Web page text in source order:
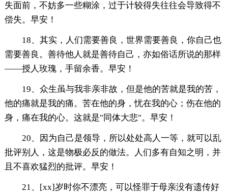
失面前，不妨多一些糊涂，过于计较得失往往会导致得不
偿失。早安！
18、其实，人们需要善良，世界需要善良，你自己也
需要善良。善待他人就是善待自己，亦如俗话所说的那样
——授人玫瑰，手留余香。早安！
19、众生虽与我非亲非故，但是他的苦就是我的苦，
他的痛就是我的痛。苦在他的身，忧在我的心；伤在他的
身，痛在我的心。这就是"同体大悲"。早安！
20、因为自己是领导，所以处处高人一等，就可以乱
批评别人，这是物极必反的做法。人们多有自知之明，并
且不喜欢猛烈的批评。早安！
21、[xx]岁时你不漂亮，可以怪罪于母亲没有遗传好